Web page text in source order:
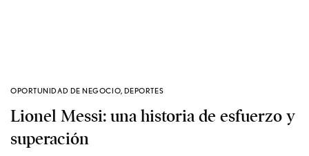
OPORTUNIDAD DE NEGOCIO, DEPORTES
Lionel Messi: una historia de esfuerzo y
superación